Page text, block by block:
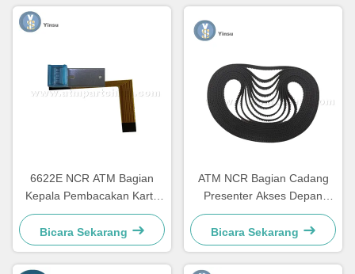
6622E NCR ATM Bagian
Kepala Pembacakan Kartu
Komponen Perbaikan
Bicara Sekarang
ATM NCR Bagian Cadang
Presenter Akses Depan
LVDT Sabuk 4450544331
Bicara Sekarang